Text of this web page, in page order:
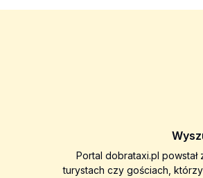
Portal dobrataxi.pl
turystach czy gościach,